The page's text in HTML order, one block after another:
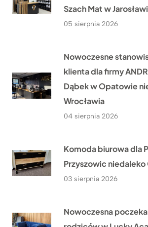
Szach Mat w
05 sierpnia 2026
Nowoczesne
klienta dla firmy
Dąbek w Opatowie
Wrocławia
04 sierpnia 2026
Komoda biurowa dla
Przyszowic niedaleko
03 sierpnia 2026
Nowoczesna